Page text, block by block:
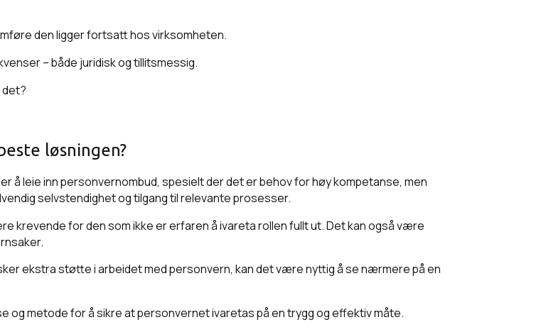
den ligger fortsatt hos virksomheten.
– både juridisk og tillitsmessig.
det?
løsningen?
å leie inn personvernombud, spesielt der det er behov for høy kompetanse, men
selvstendighet og tilgang til relevante prosesser.
krevende for den som ikke er erfaren å ivareta rollen fullt ut. Det kan også være
ekstra støtte i arbeidet med personvern, kan det være nyttig å se nærmere på en
og metode for å sikre at personvernet ivaretas på en trygg og effektiv måte.